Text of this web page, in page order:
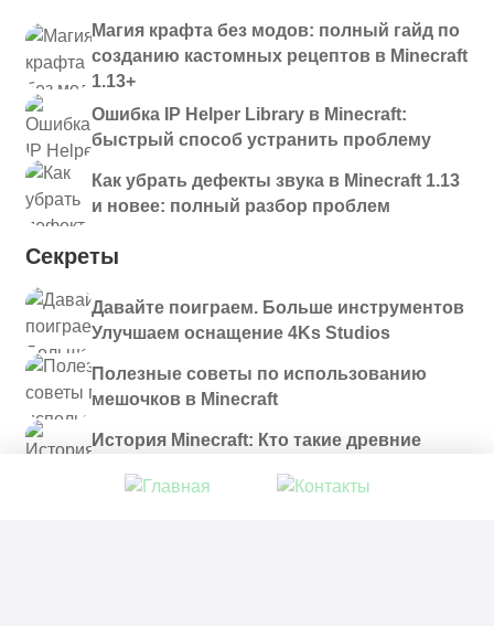
Магия крафта без модов: полный гайд по
созданию кастомных рецептов в Minecraft
1.13+
Ошибка IP Helper Library в Minecraft:
быстрый способ устранить проблему
Как убрать дефекты звука в Minecraft 1.13
и новее: полный разбор проблем
Секреты
Давайте поиграем. Больше инструментов
Улучшаем оснащение 4Ks Studios
Полезные советы по использованию
мешочков в Minecraft
История Minecraft: Кто такие древние